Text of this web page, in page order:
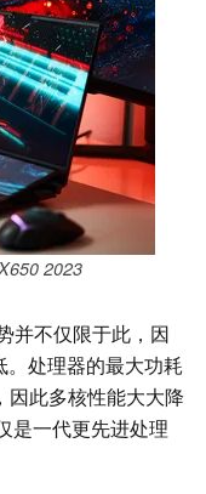
2023
并不仅限于此，因
处理器的最大功耗
因此多核性能大大降
是一代更先进处理